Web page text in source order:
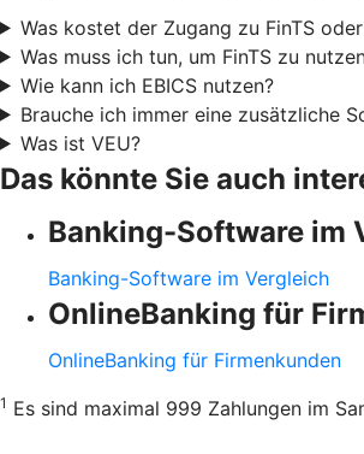
Was kostet der Zugang zu FinTS oder
Was muss ich tun, um FinTS zu
Wie kann ich EBICS nutzen?
Brauche ich immer eine zusätzliche
Was ist VEU?
Das könnte Sie auch
Banking-Software im
Banking-Software im Vergleich
OnlineBanking für
OnlineBanking für Firmenkunden
1 Es sind maximal 999 Zahlungen im